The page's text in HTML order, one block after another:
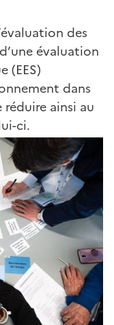
des
évaluation
(EES)
dans
ainsi au
ci.